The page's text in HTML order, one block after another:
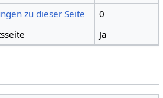
zu dieser Seite
0
Ja